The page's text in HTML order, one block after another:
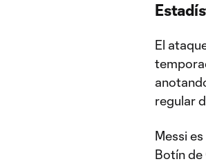
El
regular
Messi
Botín de